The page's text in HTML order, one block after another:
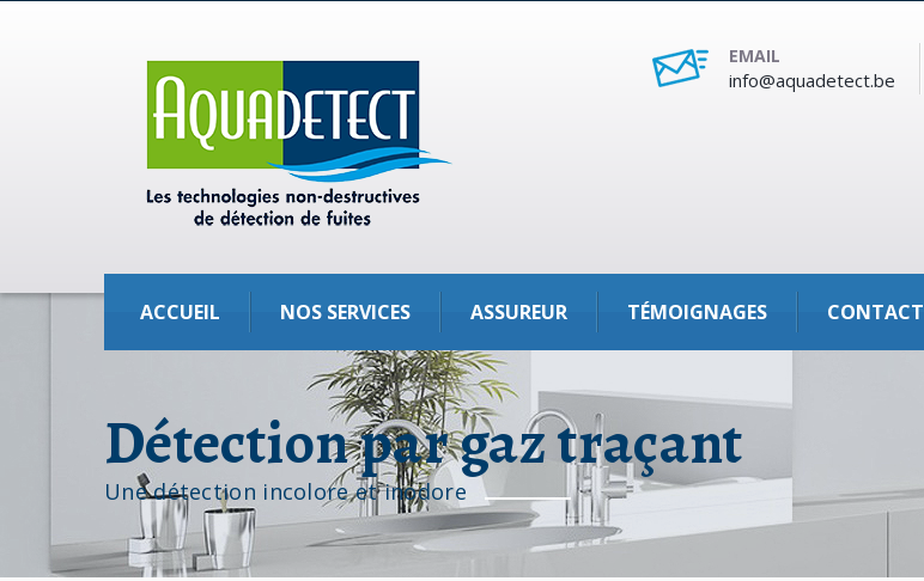
EMAIL
info@aquadetect.be
ACCUEIL NOS SERVICES ASSUREUR TÉMOIGNAGES CONTACT
Détection par gaz traçant
Une détection incolore et inodore